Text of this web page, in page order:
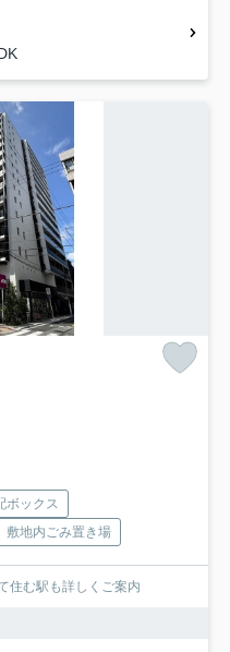
ボックス
敷地内ごみ置き場
住む駅も詳しくご案内